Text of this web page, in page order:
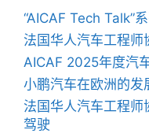
“AICAF Tech Talk”
法国华人汽车工程
AICAF 2025年度汽
小鹏汽车在欧洲的发
法国华人汽车工程
驾驶